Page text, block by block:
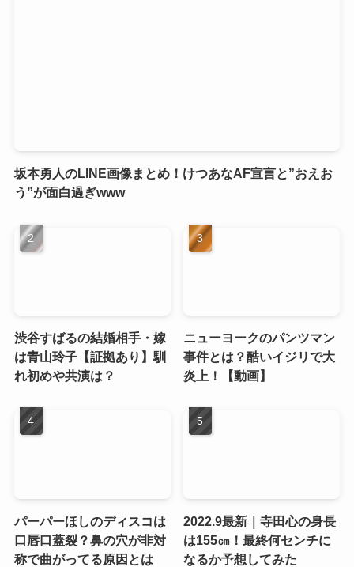
坂本勇人のLINE画像まとめ！けつあなAF宣言と”おえお
う”が面白過ぎwww
渋谷すばるの結婚相手・嫁
は青山玲子【証拠あり】馴
れ初めや共演は？
ニューヨークのパンツマン
事件とは？酷いイジリで大
炎上！【動画】
パーパーほしのディスコは
口唇口蓋裂？鼻の穴が非対
称で曲がってる原因とは
2022.9最新｜寺田心の身長
は155㎝！最終何センチに
なるか予想してみた